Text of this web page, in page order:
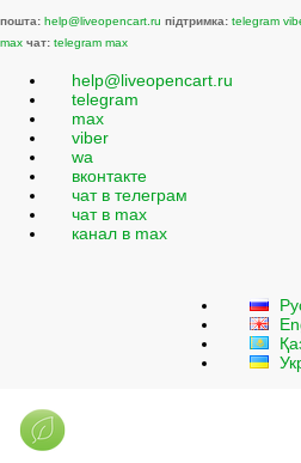
пошта: help@liveopencart.ru підтримка: telegram
max чат: telegram max
help@liveopencart.ru
telegram
max
viber
wa
вконтакте
чат в телеграм
чат в max
канал в max